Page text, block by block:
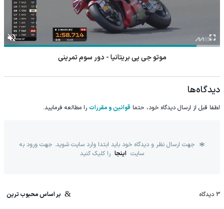
موتو جی پی بریتانیا - دور سوم تمرینی
دیدگاه‌ها
لطفا قبل از ارسال دیدگاه خود، حتما قوانین و مقررات را مطالعه فرمایید.
جهت ارسال نظر و دیدگاه خود باید ابتدا وارد سایت شوید. جهت ورود به
سایت اینجا را کلیک کنید
3 دیدگاه بر اساس محبوب ترین